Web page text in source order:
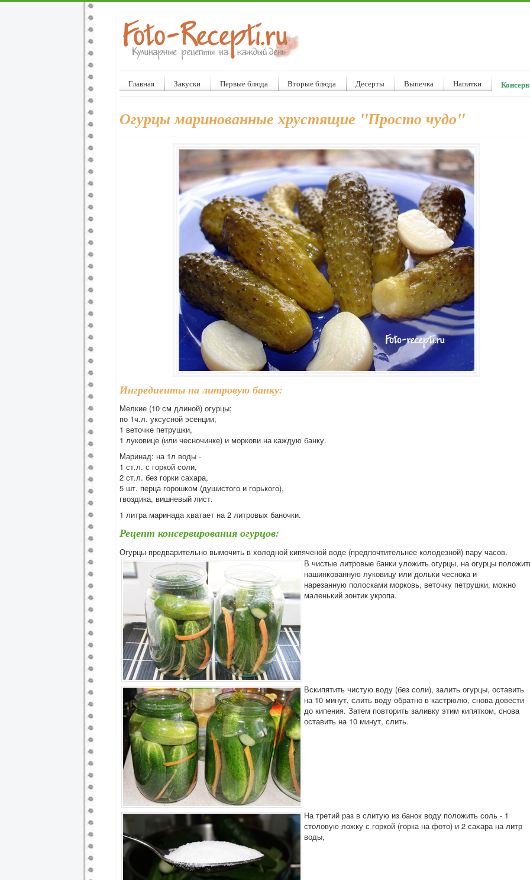
Главная Закуски Первые блюда Вторые блюда Десерты Выпечка Напитки
Огурцы маринованные хрустящие "Просто чудо"
Ингредиенты на литровую банку:
Мелкие (10 см длиной) огурцы;
по 1ч.л. уксусной эсенции,
1 веточке петрушки,
1 луковице (или чесночинке) и моркови на каждую банку.
Маринад: на 1л воды -
1 ст.л. с горкой соли,
2 ст.л. без горки сахара,
5 шт. перца горошком (душистого и горького),
гвоздика, вишневый лист.
1 литра маринада хватает на 2 литровых баночки.
Рецепт консервирования огурцов:
Огурцы предварительно вымочить в холодной кипяченой воде (предпочтительнее колодезной) пару часов.
В чистые литровые банки уложить огурцы, на огурцы
нашинкованную луковицу или дольки чеснока и
нарезанную полосками морковь, веточку петрушки, можно
маленький зонтик укропа.
Вскипятить чистую воду (без соли), залить огурцы, оставить
на 10 минут, слить воду обратно в кастрюлю, снова довести
до кипения. Затем повторить заливку этим кипятком, снова
оставить на 10 минут, слить.
На третий раз в слитую из банок воду положить соль - 1
столовую ложку с горкой (горка на фото) и 2 сахара на литр
воды,